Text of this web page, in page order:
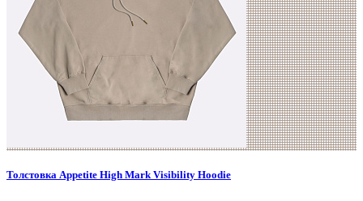
Толстовка Appetite High Mark Visibility Hoodie